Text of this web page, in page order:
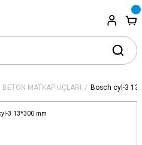
BETON MATKAP UÇLARI Bosch cyl-3